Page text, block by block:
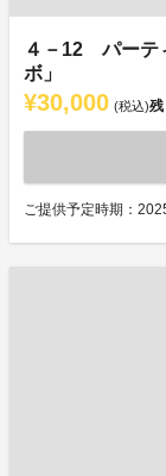
４－12 パーテ
ボ」
¥30,000 (税込)残
ご提供予定時期：